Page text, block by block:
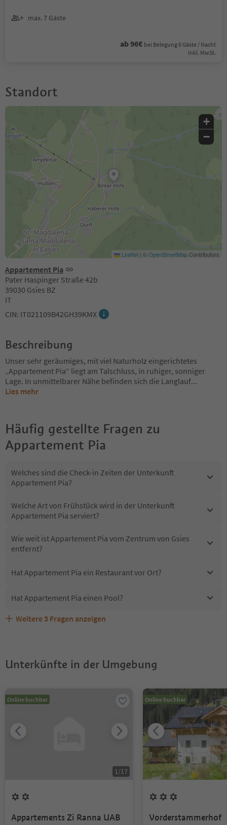
max. 7 Gäste
ab 96€ bei Belegung 6 Gäste / Nacht
Inkl. MwSt.
Standort
Appartement Pia
Pater Haspinger Straße 42b
39030 Gsies BZ
IT
CIN: IT021109B42GH39KMX
+
−
Leaflet | ©OpenStreetMapContributors
Beschreibung
Unser sehr geräumiges, mit viel Naturholz eingerichtetes
„Appartement Pia“ liegt am Talschluss, in ruhiger, sonniger
Lage. In unmittelbarer Nähe befinden sich die Langlauf...
Lies mehr
Häufig gestellte Fragen zu
Appartement Pia
Welches sind die Check-in Zeiten der Unterkunft
Appartement Pia?
Welche Art von Frühstück wird in der Unterkunft
Appartement Pia serviert?
Wie weit ist Appartement Pia vom Zentrum von Gsies
entfernt?
Hat Appartement Pia ein Restaurant vor Ort?
Hat Appartement Pia einen Pool?
Sind Haustiere in der Unterkunft Appartement Pia
Welche Services bietet Appartement Pia?
Erhalten die Gäste von Appartement Pia einen Südtirol
Weitere 3 Fragen anzeigen
Unterkünfte in der Umgebung
Online buchbar
1 /17
Appartements Zi Ranna UAB
Online buchbar
Vorderstammerhof